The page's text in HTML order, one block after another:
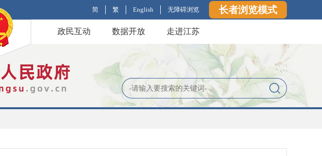
简 繁 English 无障碍浏览 长者浏览模式
政民互动 数据开放 走进江苏